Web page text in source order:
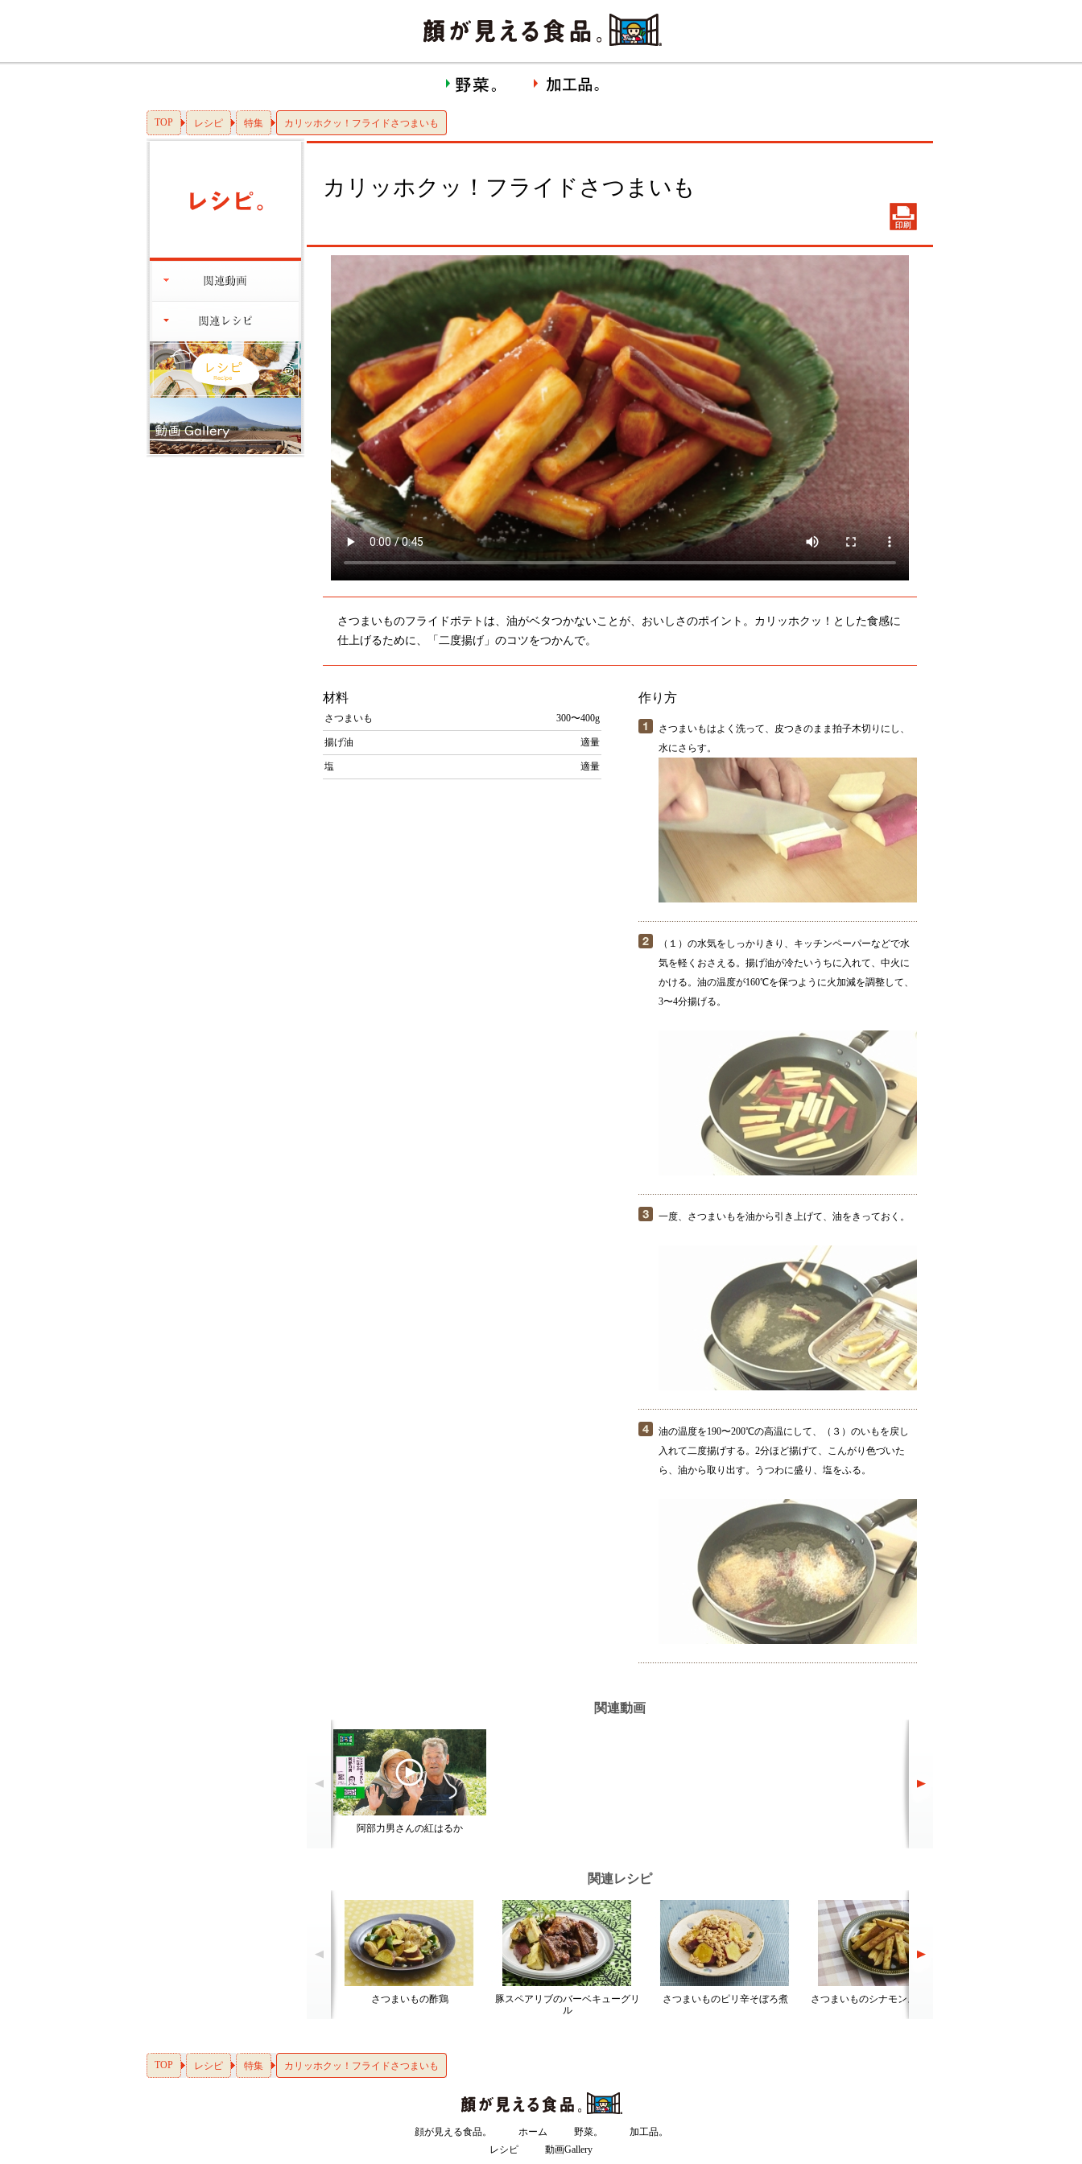
TOP レシピ 特集 カリッホクッ！フライドさつまいも
カリッホクッ！フライドさつまいも
さつまいものフライドポテトは、油がベタつかないことが、おいしさのポイント。カリッホクッ！とした食感に
仕上げるために、「二度揚げ」のコツをつかんで。
材料
さつまいも 300〜400g
揚げ油 適量
塩 適量
作り方
さつまいもはよく洗って、皮つきのまま拍子木切りにし、
水にさらす。
（１）の水気をしっかりきり、キッチンペーパーなどで水
気を軽くおさえる。揚げ油が冷たいうちに入れて、中火に
かける。油の温度が160℃を保つように火加減を調整して、
3〜4分揚げる。
一度、さつまいもを油から引き上げて、油をきっておく。
油の温度を190〜200℃の高温にして、（３）のいもを戻し
入れて二度揚げする。2分ほど揚げて、こんがり色づいた
ら、油から取り出す。うつわに盛り、塩をふる。
関連動画
阿部力男さんの紅はるか
関連レシピ
さつまいもの酢鶏
豚スペアリブのバーベキューグリ
ル
さつまいものピリ辛そぼろ煮 さつまいものシナモンスティック
TOP レシピ 特集 カリッホクッ！フライドさつまいも
顔が見える食品。 ホーム 野菜。
加工品。
レシピ
動画Gallery